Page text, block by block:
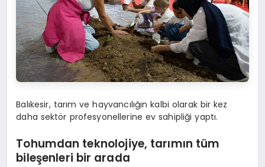
Balıkesir, tarım ve hayvancılığın kalbi olarak bir kez
daha sektör profesyonellerine ev sahipliği yaptı.
Tohumdan teknolojiye, tarımın tüm
bileşenleri bir arada